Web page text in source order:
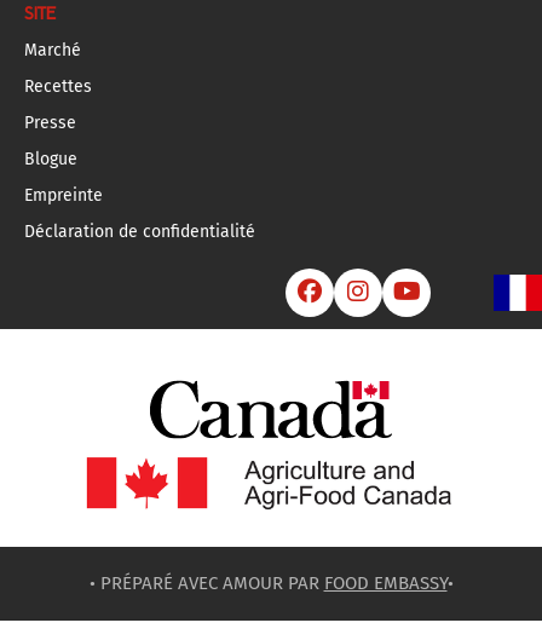
SITE
Marché
Recettes
Presse
Blogue
Empreinte
Déclaration de confidentialité
  
• PRÉPARÉ AVEC AMOUR PAR FOOD EMBASSY•